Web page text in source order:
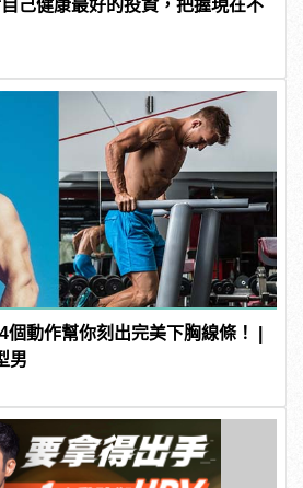
己健康最好的投資，把握現在不
動作幫你刻出完美下胸線條！ |
男